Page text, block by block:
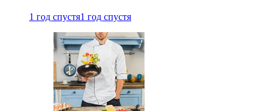
1 год спустя1 год спустя